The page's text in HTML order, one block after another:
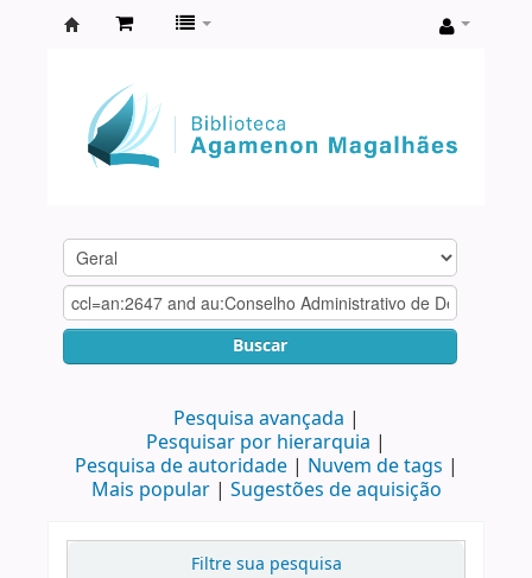
Agamenon
Magalhães
Buscar
Pesquisa avançada
Pesquisar por hierarquia
Pesquisa de autoridade
Nuvem de tags
Mais popular
Sugestões de aquisição
Filtre sua pesquisa